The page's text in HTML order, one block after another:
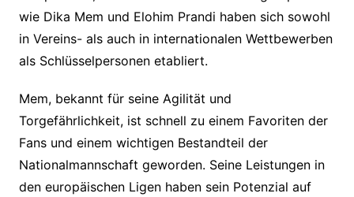
wie Dika Mem und Elohim Prandi haben sich sowohl
in Vereins- als auch in internationalen Wettbewerben
als Schlüsselpersonen etabliert.
Mem, bekannt für seine Agilität und
Torgefährlichkeit, ist schnell zu einem Favoriten der
Fans und einem wichtigen Bestandteil der
Nationalmannschaft geworden. Seine Leistungen in
den europäischen Ligen haben sein Potenzial auf